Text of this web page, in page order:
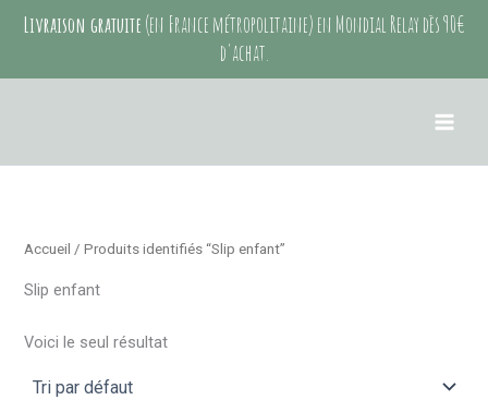
Livraison gratuite (en France métropolitaine) en Mondial Relay dès 90€
d'achat.
Aller
Accueil / Produits identifiés “Slip enfant”
Slip enfant
Voici le seul résultat